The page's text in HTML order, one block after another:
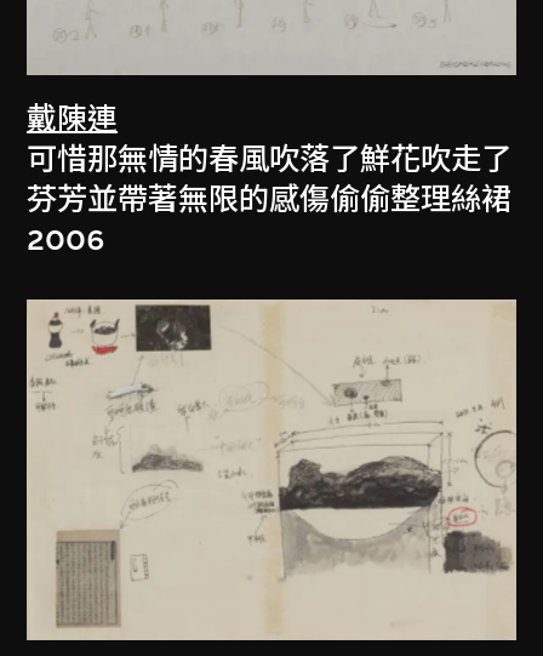
戴陳連
可惜那無情的春風吹落了鮮花吹走了
芬芳並帶著無限的感傷偷偷整理絲裙
2006